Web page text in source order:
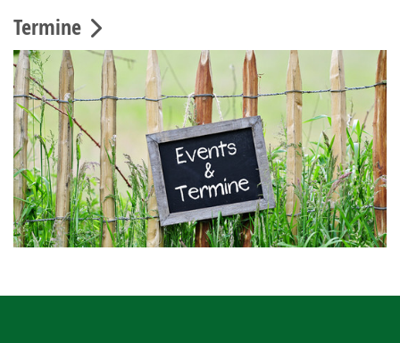
Termine